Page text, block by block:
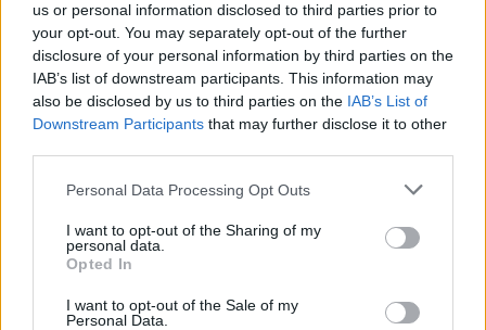
us or personal information disclosed to third parties prior to
your opt-out. You may separately opt-out of the further
disclosure of your personal information by third parties on the
IAB’s list of downstream participants. This information may
also be disclosed by us to third parties on the IAB’s List of
Downstream Participants that may further disclose it to other
Please note that this website/app uses one or more Google
not limited to your visit or usage behaviour. You may click to
grant or deny consent to Google and its third-party tags to
use your data for below specified purposes in below Google
consent section.
Personal Data Processing Opt Outs
I want to opt-out of the Sharing of my
personal data.
Opted In
I want to opt-out of the Sale of my
Personal Data.
3-3-3 rule: Ο κανόνας που θα αλλάξει τον τρόπο
που ντύνεσαι